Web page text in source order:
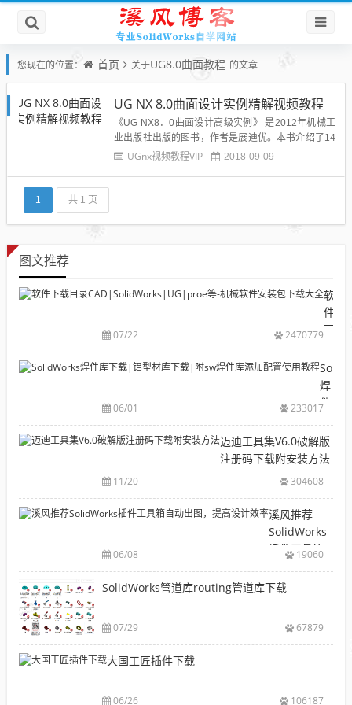
您现在的位置： 首页 关于UG8.0曲面教程 的文章
UG NX 8.0曲面设计实例精解视频教程
《UG NX8．0曲面设计高级实例》 是2012年机械工
业出版社出版的图书，作者是展迪优。本书介绍了14
个经典的实际曲面产品的设计全过程，是进一步学习
UGnx视频教程VIP 2018-09-09
1 共 1 页
图文推荐
软
件
下
目
录
机
械
软
安
包
载
07/22 2470779
焊
件
下
载|
型
下
载|
附
件
库
配
06/01 233017
迈迪工具集V6.0破解版
注册码下载附安装方法
11/20 304608
溪风推荐
SolidWorks
插件工具箱
提高设计效
06/08 19060
SolidWorks管道库routing管道库下载
07/29 67879
大国工匠插件下载
06/26 106187